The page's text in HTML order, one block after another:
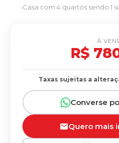
À
R$
Taxas sujeitas a
Converse
Quero mais